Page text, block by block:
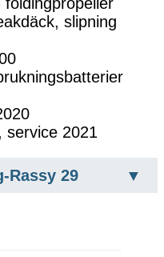
slipning
service 2021
Rassy 29